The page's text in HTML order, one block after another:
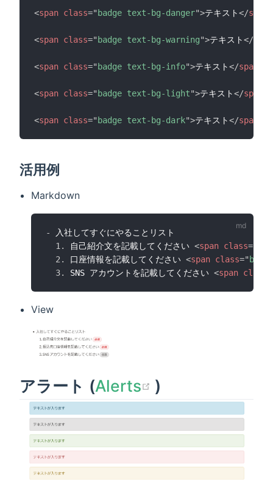
<span class=" badge text-bg-danger">テキスト</span
<span class=" badge text-bg-warning">テキスト</
<span class=" badge text-bg-info">テキスト</span
<span class=" badge text-bg-light">テキスト</span
<span class=" badge text-bg-dark">テキスト</span
活用例
Markdown
-
入社してすぐにやることリスト
1.
自己紹介文を記載してください <span class=
2.
口座情報を記載してください <span class="
3.
SNS アカウントを記載してください <span class
View
アラート (Alerts (opens new
)